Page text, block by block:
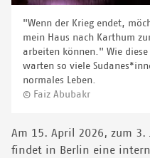
"Wenn der Krieg endet,
mein Haus nach Karthum
arbeiten können." Wie
warten so viele
normales Leben.
© Faiz Abubakr
Am 15. April 2026, zum 3.
findet in Berlin eine